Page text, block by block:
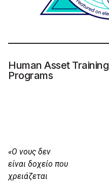
Human Asset Training
Programs
«Ο νους δεν
είναι δοχείο που
χρειάζεται